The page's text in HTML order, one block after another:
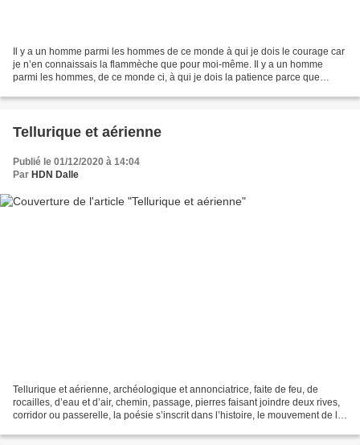
Il y a un homme parmi les hommes de ce monde à qui je dois le courage car
je n’en connaissais la flammèche que pour moi-même. Il y a un homme
parmi les hommes, de ce monde ci, à qui je dois la patience parce que
Tellurique et aérienne
Publié le 01/12/2020 à 14:04
Par HDN Dalle
Tellurique et aérienne, archéologique et annonciatrice, faite de feu, de
rocailles, d’eau et d’air, chemin, passage, pierres faisant joindre deux rives,
corridor ou passerelle, la poésie s’inscrit dans l’histoire, le mouvement de la